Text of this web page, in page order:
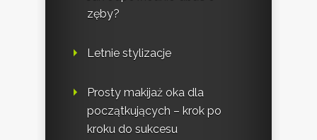
zęby?
Letnie stylizacje
Prosty makijaż oka dla
początkujących – krok po
kroku do sukcesu